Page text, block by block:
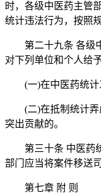
时，各级中医药主管
统计违法行为，按照
第二十九条 各级
对下列单位和个人给
(一)在中医药统
(二)在抵制统计
突出贡献的。
第三十条 中医药
部门应当将案件移送
第七章 附 则